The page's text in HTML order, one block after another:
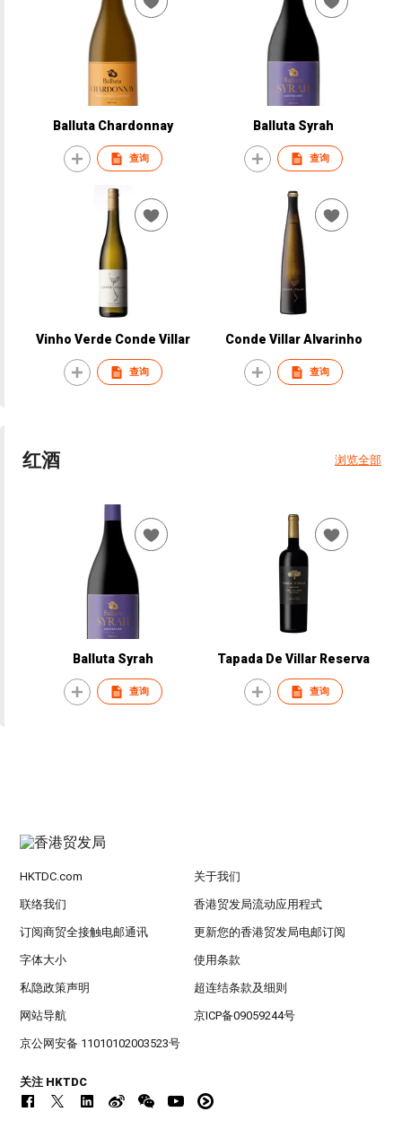
Balluta Chardonnay
查询
Balluta Syrah
查询
Vinho Verde Conde Villar
查询
Conde Villar Alvarinho
查询
红酒 浏览全部
Balluta Syrah
查询
Tapada De Villar Reserva
查询
HKTDC.com 关于我们
联络我们 香港贸发局流动应用程式
订阅商贸全接触电邮通讯 更新您的香港贸发局电邮订阅
字体大小 使用条款
私隐政策声明 超连结条款及细则
网站导航 京ICP备09059244号
京公网安备 11010102003523号
关注 HKTDC